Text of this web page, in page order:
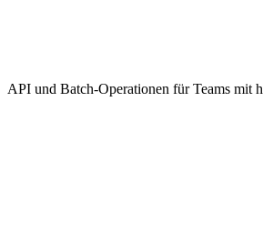
API und Batch-Operationen für Teams mit